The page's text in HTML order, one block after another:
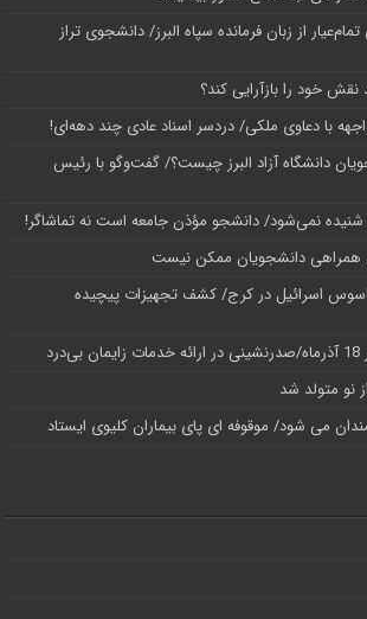
از زبان فرمانده سپاه البرز/ دانشجوی تراز
نقش خود را بازآرایی کند؟
با دعاوی ملکی/ دردسر اسناد عادی چند‌ دهه‌ای!
دانشگاه آزاد البرز چیست؟/ گفت‌وگو با رئیس
نمی‌شود/ دانشجو مؤذن جامعه است نه تماشاگر!
همراهی دانشجویان ممکن نیست
اسرائیل در کرج/‌ کشف تجهیزات پیچیده
نو متولد شد
می شود/ موقوفه ای پای بیماران کلیوی ایستاد